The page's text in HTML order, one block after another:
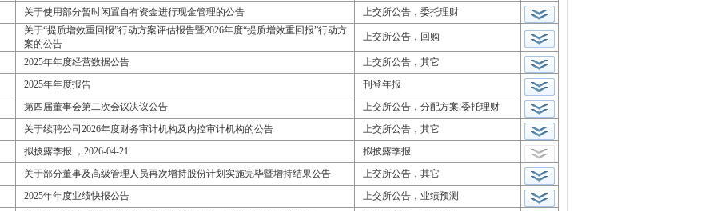
关于使用部分暂时闲置自有资金进行现金管理的公告 上交所公告，委托理财
关于“提质增效重回报”行动方案评估报告暨2026年度“提质增效重回报”行动方
案的公告
上交所公告，回购
2025年年度经营数据公告
上交所公告，其它
2025年年度报告
刊登年报
第四届董事会第二次会议决议公告
上交所公告，分配方案,委托理财
关于续聘公司2026年度财务审计机构及内控审计机构的公告
上交所公告，其它
拟披露季报 ，2026-04-21
拟披露季报
关于部分董事及高级管理人员再次增持股份计划实施完毕暨增持结果公告
上交所公告，其它
2025年年度业绩快报公告
上交所公告，业绩预测